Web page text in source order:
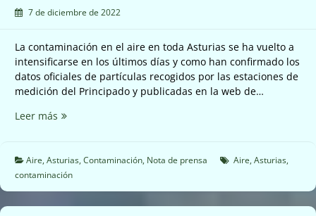
7 de diciembre de 2022
La contaminación en el aire en toda Asturias se ha vuelto a
intensificarse en los últimos días y como han confirmado los
datos oficiales de partículas recogidos por las estaciones de
medición del Principado y publicadas en la web de…
Leer más Esperemos
lluvias
rebajen
la
disparada
Aire, Asturias, Contaminación, Nota de prensa Aire, Asturias,
contaminación